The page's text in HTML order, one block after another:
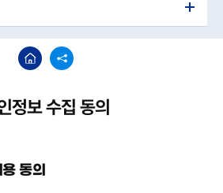
정보 수집 동의
동의